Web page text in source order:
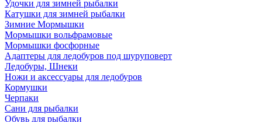
Удочки для зимней рыбалки
Катушки для зимней рыбалки
Зимние Мормышки
Мормышки вольфрамовые
Мормышки фосфорные
Адаптеры для ледобуров под шуруповерт
Ледобуры, Шнеки
Ножи и аксессуары для ледобуров
Кормушки
Черпаки
Сани для рыбалки
Обувь для рыбалки